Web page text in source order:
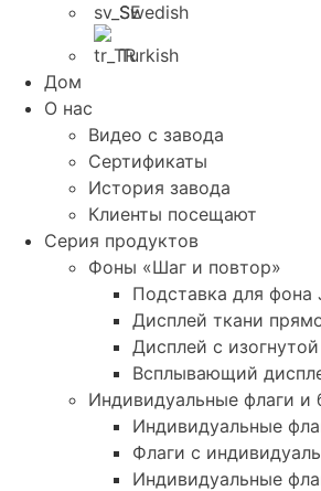
Swedish
Turkish
Дом
О нас
Видео с завода
Сертификаты
История завода
Клиенты посещают
Серия продуктов
Фоны «Шаг и повтор»
Подставка для фона
Дисплей ткани
Дисплей с
Всплывающий
Индивидуальные флаги и
Индивидуальные
Флаги с
Индивидуальные